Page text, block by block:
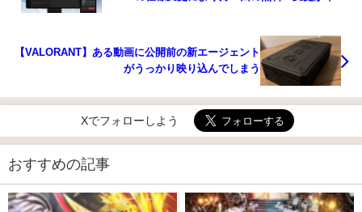
【VALORANT】ある動画に公開前の新エージェント
がうっかり映り込んでしまう
Xでフォローしよう
おすすめの記事